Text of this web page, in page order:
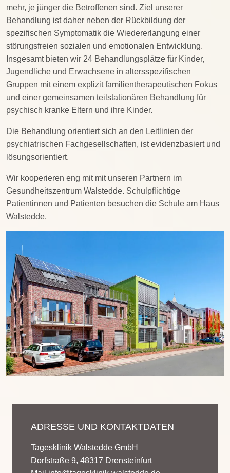
mehr, je jünger die Betroffenen sind. Ziel unserer
Behandlung ist daher neben der Rückbildung der
spezifischen Symptomatik die Wiedererlangung einer
störungsfreien sozialen und emotionalen Entwicklung.
Insgesamt bieten wir 24 Behandlungsplätze für Kinder,
Jugendliche und Erwachsene in altersspezifischen
Gruppen mit einem explizit familientherapeutischen Fokus
und einer gemeinsamen teilstationären Behandlung für
psychisch kranke Eltern und ihre Kinder.
Die Behandlung orientiert sich an den Leitlinien der
psychiatrischen Fachgesellschaften, ist evidenzbasiert und
lösungsorientiert.
Wir kooperieren eng mit mit unseren Partnern im
Gesundheitszentrum Walstedde. Schulpflichtige
Patientinnen und Patienten besuchen die Schule am Haus
Walstedde.
ADRESSE UND KONTAKTDATEN
Tagesklinik Walstedde GmbH
Dorfstraße 9, 48317 Drensteinfurt